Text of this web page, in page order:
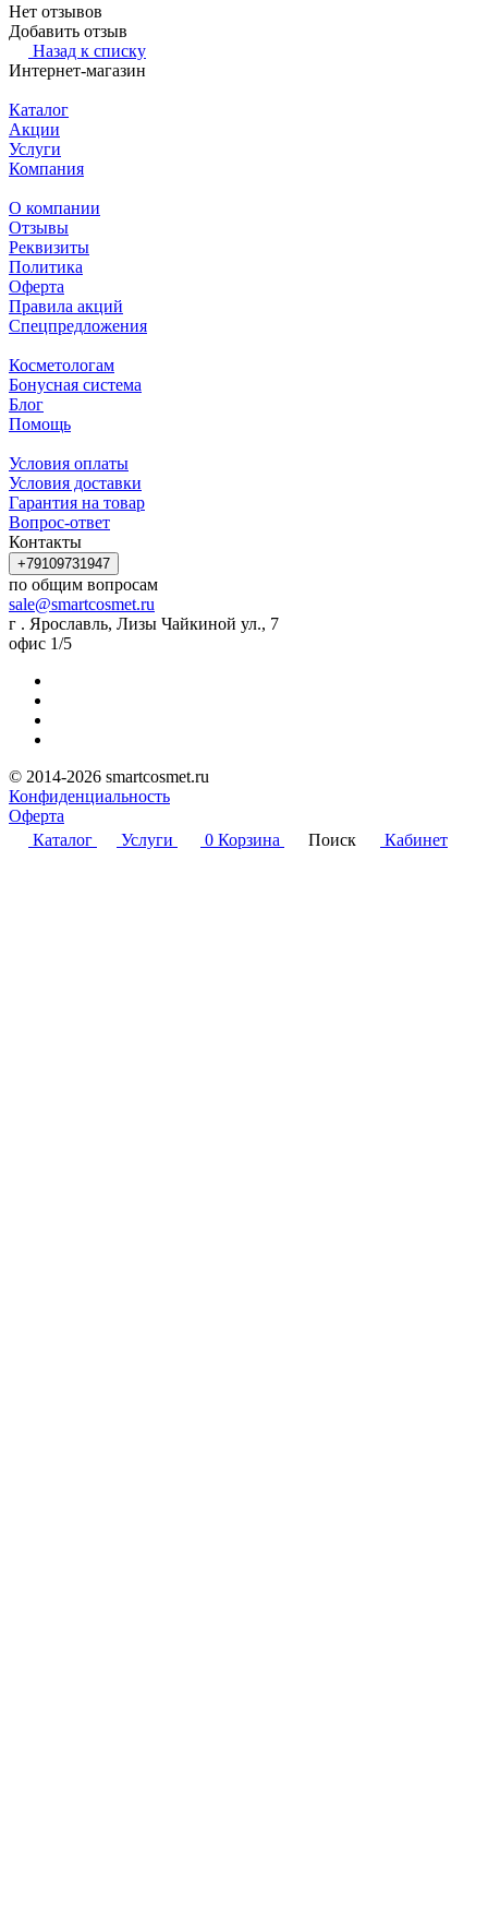
Нет отзывов
Добавить отзыв
Назад к списку
Интернет-магазин
Каталог
Акции
Услуги
Компания
О компании
Отзывы
Реквизиты
Политика
Оферта
Правила акций
Спецпредложения
Косметологам
Бонусная система
Блог
Помощь
Условия оплаты
Условия доставки
Гарантия на товар
Вопрос-ответ
Контакты
+79109731947
по общим вопросам
sale@smartcosmet.ru
г . Ярославль, Лизы Чайкиной ул., 7
офис 1/5
© 2014-2026 smartcosmet.ru
Конфиденциальность
Оферта
Каталог
Услуги 0 Корзина Поиск Кабинет